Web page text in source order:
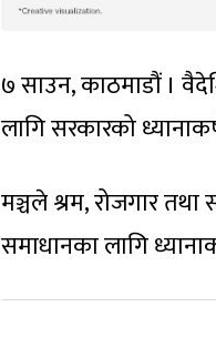
७ साउन, काठमाडौं ।
लागि सरकारको
मञ्चले श्रम, रोजगार तथा
समाधानका लागि